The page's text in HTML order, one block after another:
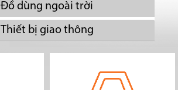
Đồ dùng ngoài trời
Thiết bị giao thông